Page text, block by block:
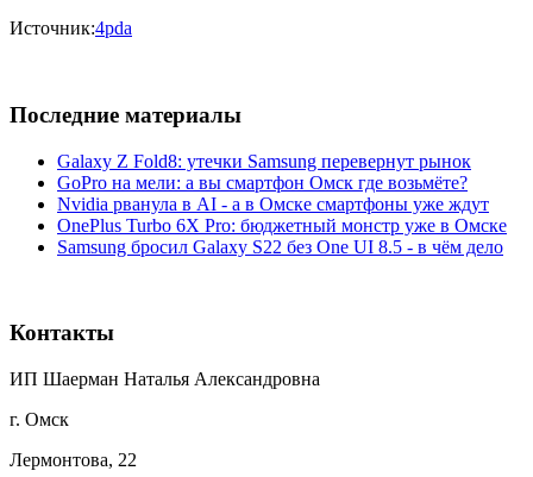
Источник:4pda
Последние материалы
Galaxy Z Fold8: утечки Samsung перевернут рынок
GoPro на мели: а вы смартфон Омск где возьмёте?
Nvidia рванула в AI - а в Омске смартфоны уже ждут
OnePlus Turbo 6X Pro: бюджетный монстр уже в Омске
Samsung бросил Galaxy S22 без One UI 8.5 - в чём дело
Контакты
ИП Шаерман Наталья Александровна
г. Омск
Лермонтова, 22